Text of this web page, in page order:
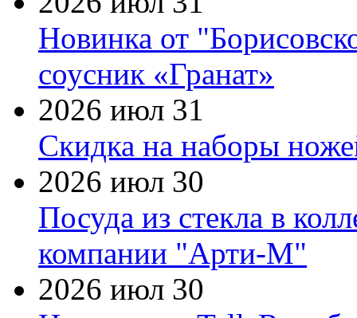
Новинка от
соусник «Гранат»
2026 июл 31
Скидка на наборы
2026 июл 30
Посуда из стекла в
компании "Арти-М"
2026 июл 30